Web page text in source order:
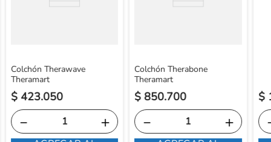
Colchón Therawave
Theramart
$ 423.050
＋
－
Colchón Therabone
Theramart
$ 850.700
＋
－
$